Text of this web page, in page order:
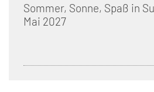
Sommer, Sonne, Spaß in
Mai 2027